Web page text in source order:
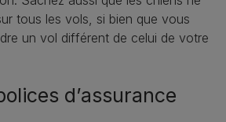
tous les vols, si bien que vous
un vol différent de celui de votre
d’assurance